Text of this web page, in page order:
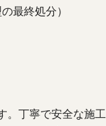
最終処分）
。丁寧で安全な施工